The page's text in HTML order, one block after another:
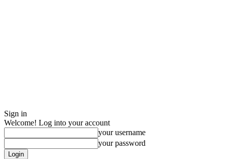
Sign in
Welcome! Log into your account
your username
your password